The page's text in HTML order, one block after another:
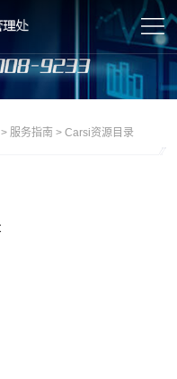
> 服务指南 >Carsi资源目录